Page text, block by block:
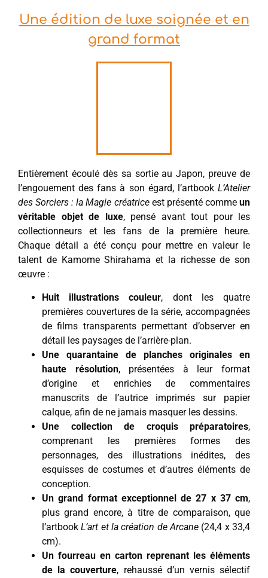
Une édition de luxe soignée et en
grand format
Entièrement écoulé dès sa sortie au Japon, preuve de
l’engouement des fans à son égard, l’artbook L’Atelier
des Sorciers : la Magie créatriceest présenté commeun
véritable objet de luxe, pensé avant tout pour les
collectionneurs et les fans de la première heure.
Chaque détail a été conçu pour mettre en valeur le
talent de Kamome Shirahama et la richesse de son
œuvre :
Huit illustrations couleur, dont les quatre
premières couvertures de la série, accompagnées
de films transparents permettant d’observer en
détail les paysages de l’arrière-plan.
Une quarantaine de planches originales en
haute résolution, présentées à leur format
d’origine et enrichies de commentaires
manuscrits de l’autrice imprimés sur papier
calque, afin de ne jamais masquer les dessins.
Une collection de croquis préparatoires,
comprenant les premières formes des
personnages, des illustrations inédites, des
esquisses de costumes et d’autres éléments de
conception.
Un grand format exceptionnel de 27 x 37 cm,
plus grand encore, à titre de comparaison, que
l’artbookL’art et la création de Arcane (24,4 x 33,4
cm).
Un fourreau en carton reprenant les éléments
de la couverture, rehaussé d’un vernis sélectif